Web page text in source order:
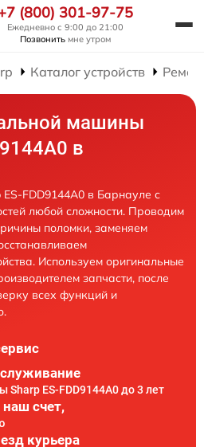
(800) 301-97-75
Ежедневно с 9:00 до 21:00
Позвонить мне утром
Каталог устройств
машины
в
FDD9144A0 в Барнауле с
любой сложности. Проводим
поломки, заменяем
Используем оригинальные
запчасти, после
всех функций и
ES-FDD9144A0 до 3 лет
наш счет,
курьера